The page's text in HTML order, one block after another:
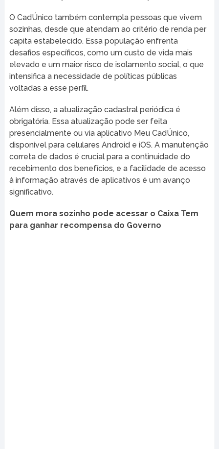
O CadÚnico também contempla pessoas que vivem
sozinhas, desde que atendam ao critério de renda per
capita estabelecido. Essa população enfrenta
desafios específicos, como um custo de vida mais
elevado e um maior risco de isolamento social, o que
intensifica a necessidade de políticas públicas
voltadas a esse perfil.
Além disso, a atualização cadastral periódica é
obrigatória. Essa atualização pode ser feita
presencialmente ou via aplicativo Meu CadÚnico,
disponível para celulares Android e iOS. A manutenção
correta de dados é crucial para a continuidade do
recebimento dos benefícios, e a facilidade de acesso
à informação através de aplicativos é um avanço
significativo.
Quem mora sozinho pode acessar o Caixa Tem
para ganhar recompensa do Governo